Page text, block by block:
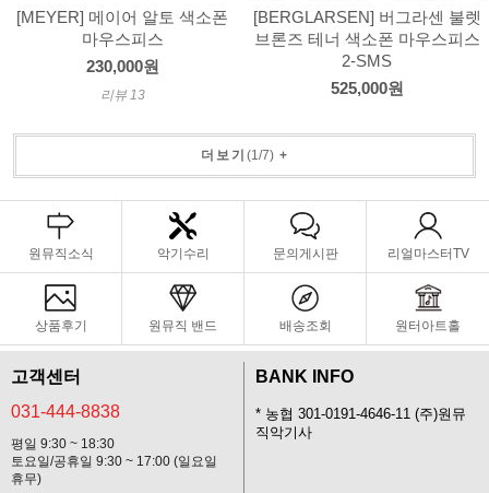
[MEYER] 메이어 알토 색소폰
마우스피스
230,000원
리뷰 13
[BERGLARSEN] 버그라센 불렛
브론즈 테너 색소폰 마우스피스
2-SMS
525,000원
더보기 (1 /7)+
원뮤직소식 악기수리 문의게시판 리얼마스터TV
상품후기 원뮤직 밴드 배송조회 원터아트홀
고객센터
031-444-8838
평일 9:30 ~ 18:30
토요일/공휴일 9:30 ~ 17:00 (일요일
휴무)
BANK INFO
* 농협 301-0191-4646-11 (주)원뮤
직악기사